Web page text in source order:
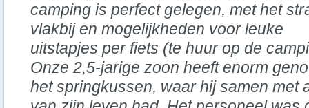
camping is perfect gelegen, met het
vlakbij en mogelijkheden voor leuke
uitstapjes per fiets (te huur op de
Onze 2,5-jarige zoon heeft enorm
het springkussen, waar hij samen met